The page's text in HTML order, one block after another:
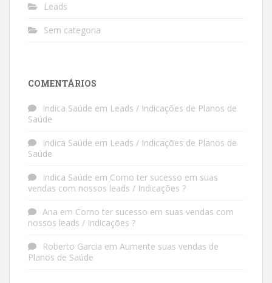
Leads
Sem categoria
COMENTÁRIOS
Indica Saúde em Leads / Indicações de Planos de
Saúde
Indica Saúde em Leads / Indicações de Planos de
Saúde
Indica Saúde em Como ter sucesso em suas
vendas com nossos leads / Indicações ?
Ana em Como ter sucesso em suas vendas com
nossos leads / Indicações ?
Roberto Garcia em Aumente suas vendas de
Planos de Saúde